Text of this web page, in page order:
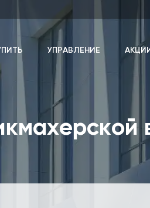
УПРАВЛЕНИЕ АКЦИИ